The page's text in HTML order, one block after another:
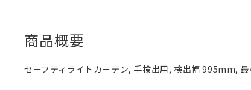
商品概要
セーフティライトカーテン, 手検出用, 検出幅 995mm,